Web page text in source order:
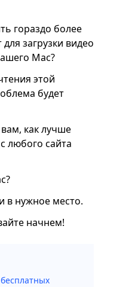
гораздо более
загрузки видео
Mac?
этой
будет
как лучше
любого сайта
в нужное место.
начнем!